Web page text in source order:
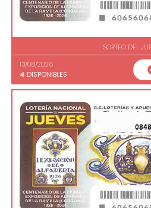
SORTEO DEL
13/08/2026
4 DISPONIBLES